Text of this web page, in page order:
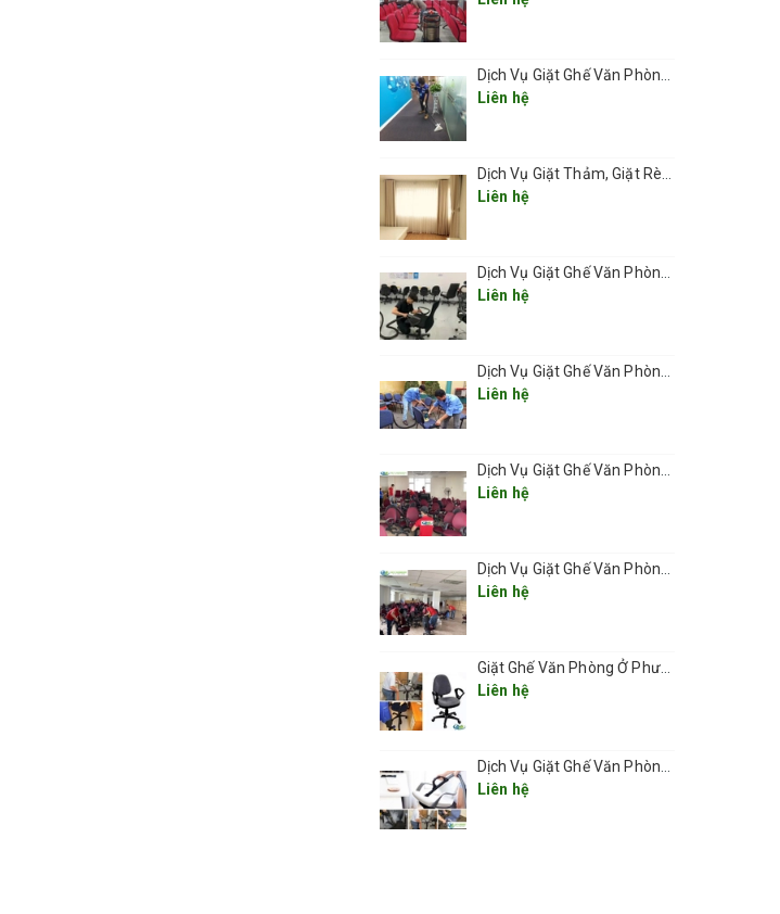
Liên hệ
Liên hệ
Liên hệ
Liên hệ
Liên hệ
Liên hệ
Giặt Ghế Văn Phòng Ở Phường Cửa Nam giá rẻ 2025
Liên hệ
Liên hệ